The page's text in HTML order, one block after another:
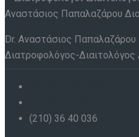
Dr. Αναστάσιος Παπαλαζάρου
Διατροφολόγος-Διαιτολόγος
(210) 36 40 036